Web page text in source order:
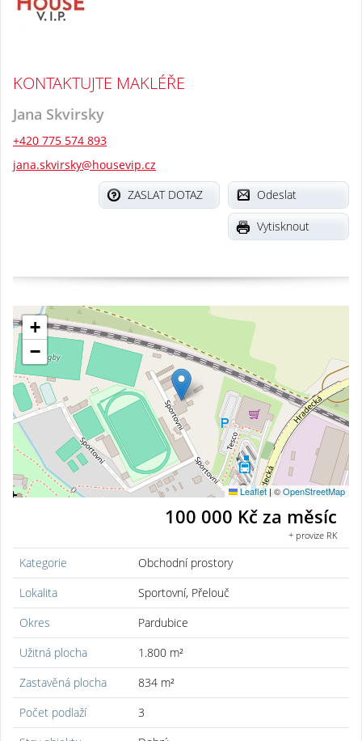
KONTAKTUJTE MAKLÉŘE
Jana Skvirsky
+420 775 574 893
jana.skvirsky@housevip.cz
Odeslat
ZASLAT DOTAZ
Vytisknout
+
−
Leaflet | ©OpenStreetMap
100 000 Kč za měsíc
+ provize RK
Kategorie
Obchodní prostory
Lokalita
Sportovní, Přelouč
Okres
Pardubice
Užitná plocha
1.800 m²
Zastavěná plocha
834 m²
Počet podlaží
3